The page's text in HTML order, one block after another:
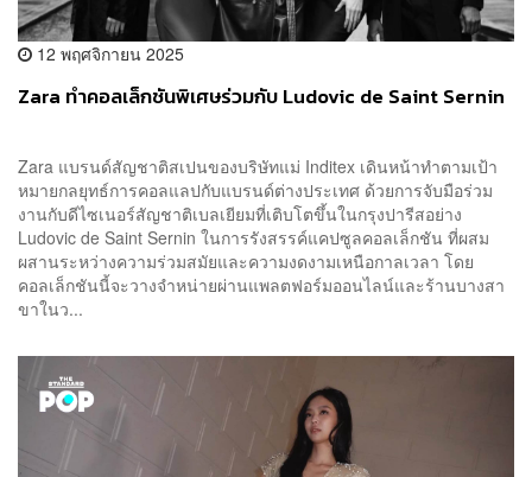
12 พฤศจิกายน 2025
Zara ทำคอลเล็กชันพิเศษร่วมกับ Ludovic de Saint Sernin
Zara แบรนด์สัญชาติสเปนของบริษัทแม่ Inditex เดินหน้าทำตามเป้า
หมายกลยุทธ์การคอลแลปกับแบรนด์ต่างประเทศ ด้วยการจับมือร่วม
งานกับดีไซเนอร์สัญชาติเบลเยียมที่เติบโตขึ้นในกรุงปารีสอย่าง
Ludovic de Saint Sernin ในการรังสรรค์แคปซูลคอลเล็กชัน ที่ผสม
ผสานระหว่างความร่วมสมัยและความงดงามเหนือกาลเวลา โดย
คอลเล็กชันนี้จะวางจำหน่ายผ่านแพลตฟอร์มออนไลน์และร้านบางสา
ขาในว...